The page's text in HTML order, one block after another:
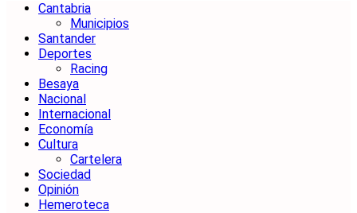
Cantabria
Municipios
Santander
Deportes
Racing
Besaya
Nacional
Internacional
Economía
Cultura
Cartelera
Sociedad
Opinión
Hemeroteca